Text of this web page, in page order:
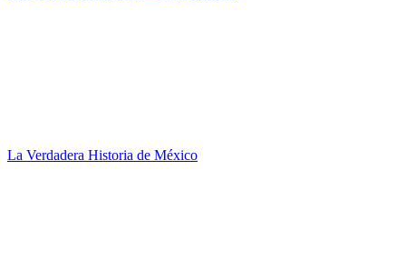
La Verdadera Historia de México